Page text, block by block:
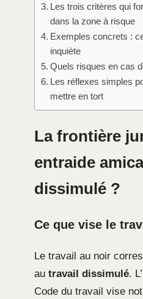
Les trois critères qui
dans la zone à risque
Exemples concrets :
inquiète
Quels risques en cas
Les réflexes simples
mettre en tort
La frontière
entraide
dissimulé ?
Ce que vise le
Le travail au noir
au travail dissimulé.
Code du travail vise